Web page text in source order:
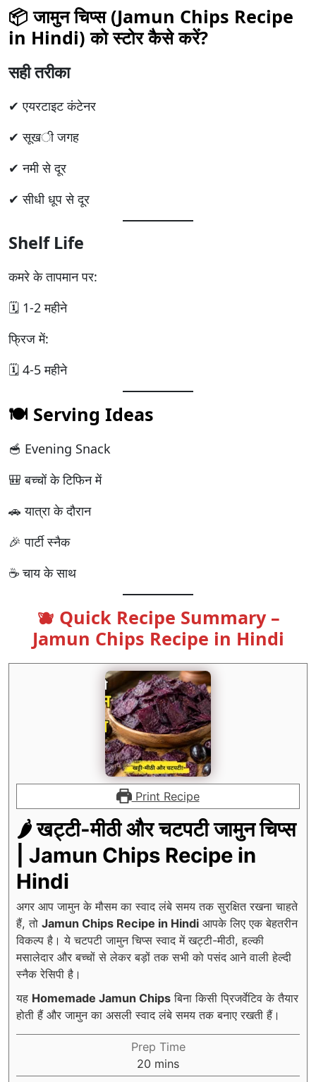
📦 जामुन चिप्स (Jamun Chips Recipe
in Hindi) को स्टोर कैसे करें?
सही तरीका
✔ एयरटाइट कंटेनर
✔ सूखी जगह
✔ नमी से दूर
✔ सीधी धूप से दूर
Shelf Life
कमरे के तापमान पर:
🗓️ 1-2 महीने
फ्रिज में:
🗓️ 4-5 महीने
🍽️ Serving Ideas
🥣 Evening Snack
🎒 बच्चों के टिफिन में
🚗 यात्रा के दौरान
🎉 पार्टी स्नैक
☕ चाय के साथ
🫐 Quick Recipe Summary –
Jamun Chips Recipe in Hindi
Print Recipe
🌶️ खट्टी-मीठी और चटपटी जामुन चिप्स
| Jamun Chips Recipe in
Hindi
अगर आप जामुन के मौसम का स्वाद लंबे समय तक सुरक्षित रखना चाहते
हैं, तो Jamun Chips Recipe in Hindi आपके लिए एक बेहतरीन
विकल्प है। ये चटपटी जामुन चिप्स स्वाद में खट्टी-मीठी, हल्की
मसालेदार और बच्चों से लेकर बड़ों तक सभी को पसंद आने वाली हेल्दी
स्नैक रेसिपी है।
यह Homemade Jamun Chips बिना किसी प्रिजर्वेटिव के तैयार
होती हैं और जामुन का असली स्वाद लंबे समय तक बनाए रखती हैं।
Prep Time
20 minutes
mins